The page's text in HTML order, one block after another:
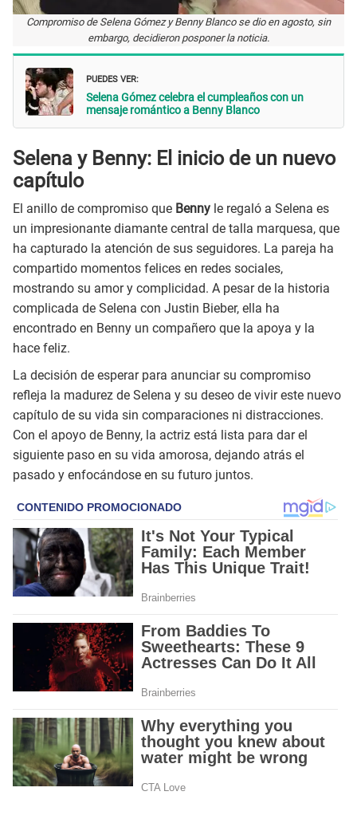
Compromiso de Selena Gómez y Benny Blanco se dio en agosto, sin
embargo, decidieron posponer la noticia.
PUEDES VER:
Selena Gómez celebra el cumpleaños con un
mensaje romántico a Benny Blanco
Selena y Benny: El inicio de un nuevo
capítulo
El anillo de compromiso que Benny le regaló a Selena es
un impresionante diamante central de talla marquesa, que
ha capturado la atención de sus seguidores. La pareja ha
compartido momentos felices en redes sociales,
mostrando su amor y complicidad. A pesar de la historia
complicada de Selena con Justin Bieber, ella ha
encontrado en Benny un compañero que la apoya y la
hace feliz.
La decisión de esperar para anunciar su compromiso
refleja la madurez de Selena y su deseo de vivir este nuevo
capítulo de su vida sin comparaciones ni distracciones.
Con el apoyo de Benny, la actriz está lista para dar el
siguiente paso en su vida amorosa, dejando atrás el
pasado y enfocándose en su futuro juntos.